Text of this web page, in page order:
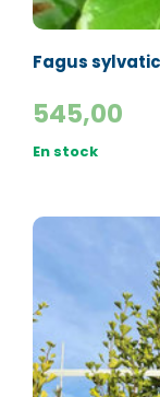
Fagus
545,00
En stock